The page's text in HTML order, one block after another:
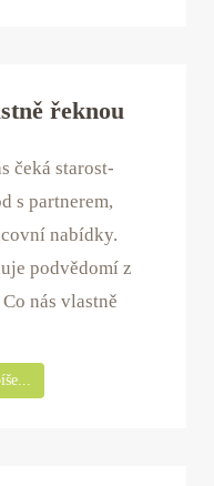
řeknou
čeká starost-
s partnerem,
nabídky.
podvědomí z
nás vlastně